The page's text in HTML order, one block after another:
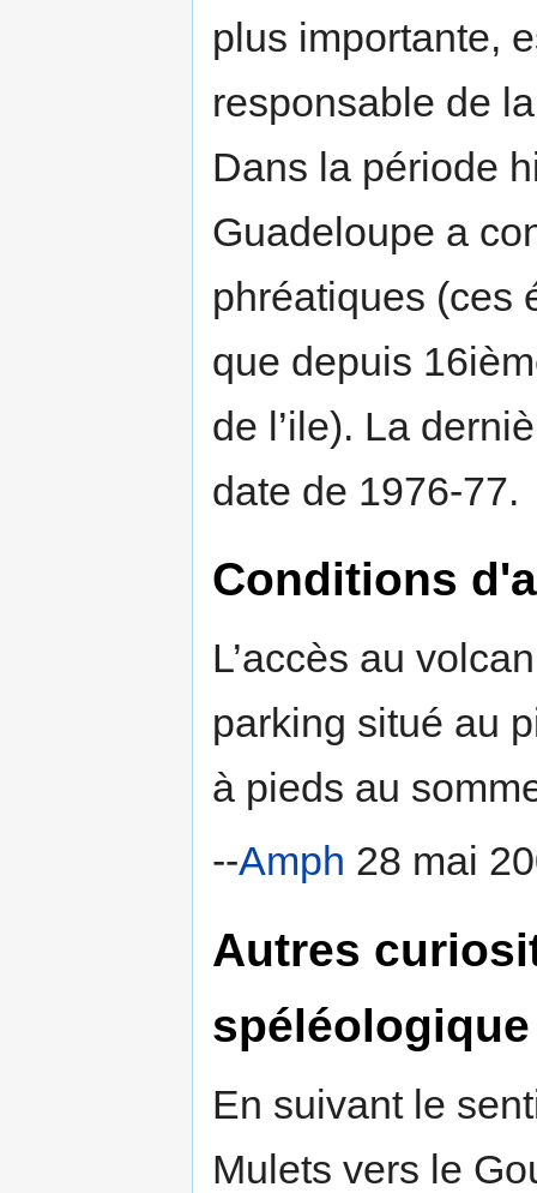
plus importante,
responsable de
Dans la période
Guadeloupe a
phréatiques (ces
que depuis
de l’ile). La
date de 1976-77.
Conditions
L’accès au
parking situé au
à pieds au
--Amph 28 mai
Autres
spéléologique
En suivant le
Mulets vers le